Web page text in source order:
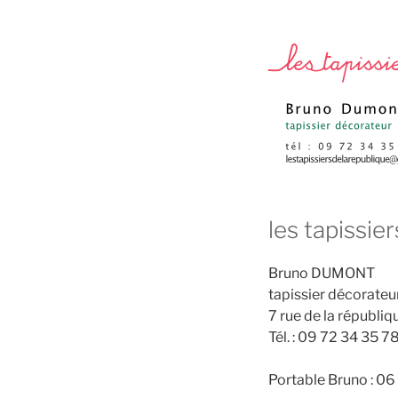
les
Bruno DUMONT
tapissier
7 rue de la
Tél. : 09 72 34 35 78
Portable Bruno :